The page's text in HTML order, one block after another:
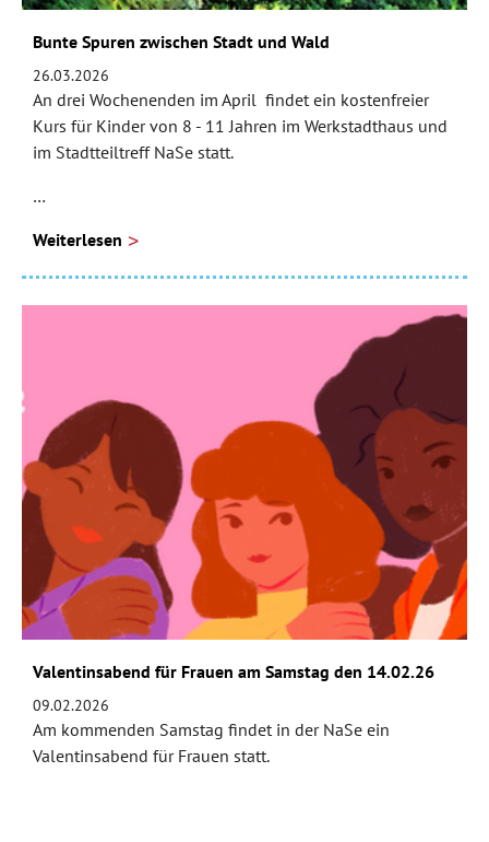
Bunte Spuren zwischen Stadt und Wald
26.03.2026
An drei Wochenenden im April findet ein kostenfreier
Kurs für Kinder von 8 - 11 Jahren im Werkstadthaus und
im Stadtteiltreff NaSe statt.
…
Weiterlesen
Valentinsabend für Frauen am Samstag den 14.02.26
09.02.2026
Am kommenden Samstag findet in der NaSe ein
Valentinsabend für Frauen statt.